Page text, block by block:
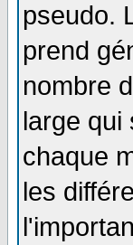
pseudo.
prend
nombre
large qui
chaque
les